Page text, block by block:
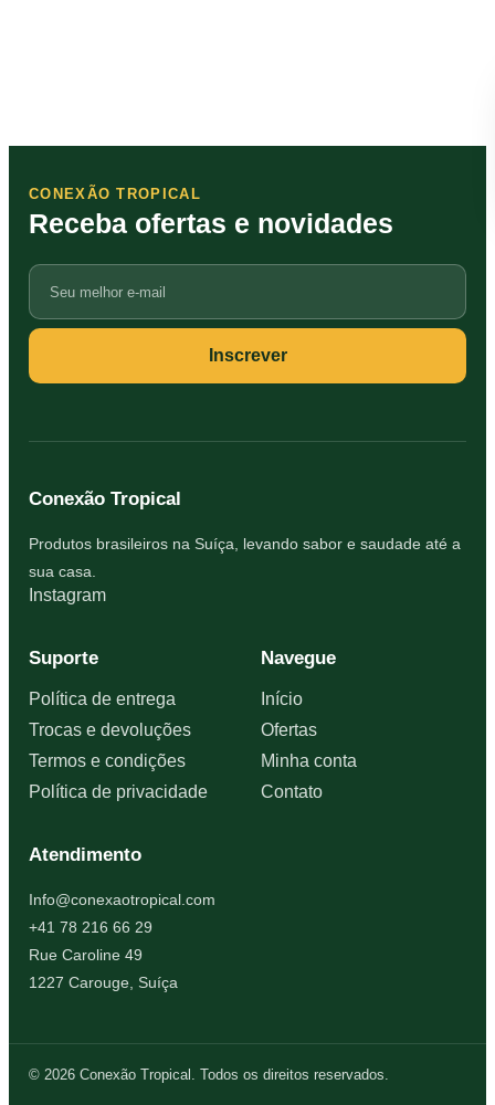
CONEXÃO TROPICAL
Receba ofertas e novidades
Seu
mail
Inscrever
Conexão Tropical
Produtos brasileiros na Suíça, levando sabor e saudade até a
sua casa.
Instagram
Suporte
Política de entrega
Trocas e devoluções
Termos e condições
Política de privacidade
Navegue
Início
Ofertas
Minha conta
Contato
Atendimento
Info@conexaotropical.com
+41 78 216 66 29
Rue Caroline 49
1227 Carouge, Suíça
© 2026 Conexão Tropical. Todos os direitos reservados.